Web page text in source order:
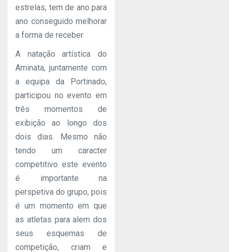
estrelas, tem de ano para
ano conseguido melhorar
a forma de receber.
A natação artística do
Aminata, juntamente com
a equipa da Portinado,
participou no evento em
três momentos de
exibição ao longo dos
dois dias. Mesmo não
tendo um caracter
competitivo este evento
é importante na
perspetiva do grupo, pois
é um momento em que
as atletas para alem dos
seus esquemas de
competição, criam e